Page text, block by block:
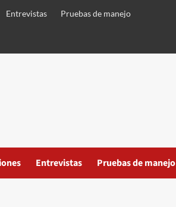
Entrevistas Pruebas de manejo
Entrevistas Pruebas de manejo